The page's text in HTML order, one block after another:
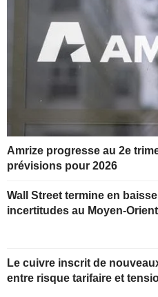
Amrize progresse au 2e
prévisions pour 2026
Wall Street termine en
incertitudes au Moyen-
Le cuivre inscrit de
entre risque tarifaire et